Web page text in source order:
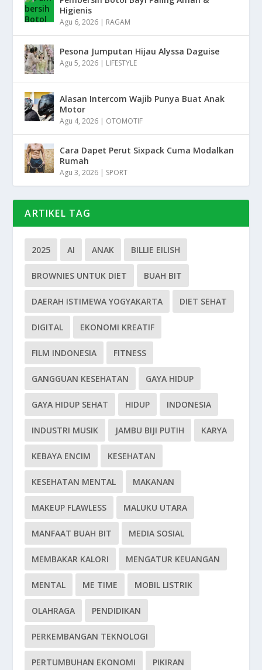
Higienis
Agu 6, 2026 | RAGAM
Pesona Jumputan Hijau Alyssa Daguise
Agu 5, 2026 | LIFESTYLE
Alasan Intercom Wajib Punya Buat Anak
Motor
Agu 4, 2026 | OTOMOTIF
Cara Dapet Perut Sixpack Cuma Modalkan
Rumah
Agu 3, 2026 | SPORT
ARTIKEL TAG
2025 AI ANAK BILLIE EILISH
BROWNIES UNTUK DIET BUAH BIT
DAERAH ISTIMEWA YOGYAKARTA DIET SEHAT
DIGITAL EKONOMI KREATIF
FILM INDONESIA FITNESS
GANGGUAN KESEHATAN GAYA HIDUP
GAYA HIDUP SEHAT HIDUP INDONESIA
INDUSTRI MUSIK JAMBU BIJI PUTIH KARYA
KEBAYA ENCIM KESEHATAN
KESEHATAN MENTAL MAKANAN
MAKEUP FLAWLESS MALUKU UTARA
MANFAAT BUAH BIT MEDIA SOSIAL
MEMBAKAR KALORI MENGATUR KEUANGAN
MENTAL ME TIME MOBIL LISTRIK
OLAHRAGA PENDIDIKAN
PERKEMBANGAN TEKNOLOGI
PERTUMBUHAN EKONOMI PIKIRAN